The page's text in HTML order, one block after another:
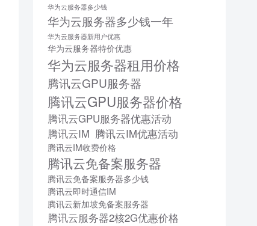
华为云服务器多少钱
华为云服务器多少钱一年
华为云服务器新用户优惠
华为云服务器特价优惠
华为云服务器租用价格
腾讯云GPU服务器
腾讯云GPU服务器价格
腾讯云GPU服务器优惠活动
腾讯云IM 腾讯云IM优惠活动
腾讯云IM收费价格
腾讯云免备案服务器
腾讯云免备案服务器多少钱
腾讯云即时通信IM
腾讯云新加坡免备案服务器
腾讯云服务器2核2G优惠价格